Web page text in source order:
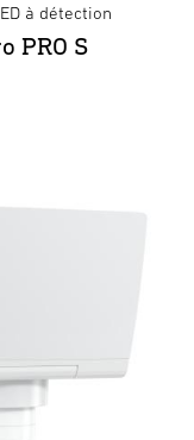
à détection
PRO S